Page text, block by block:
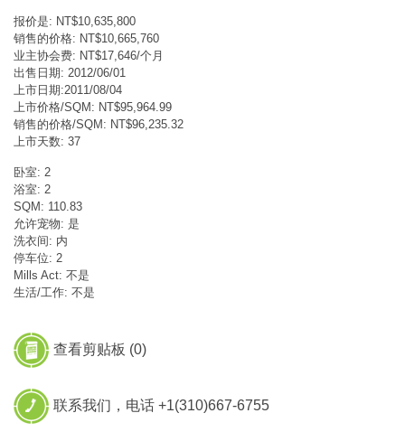
报价是: NT$10,635,800
销售的价格: NT$10,665,760
业主协会费: NT$17,646/个月
出售日期: 2012/06/01
上市日期:2011/08/04
上市价格/SQM: NT$95,964.99
销售的价格/SQM: NT$96,235.32
上市天数: 37
卧室: 2
浴室: 2
SQM: 110.83
允许宠物: 是
洗衣间: 内
停车位: 2
Mills Act: 不是
生活/工作: 不是
查看剪贴板 (0)
联系我们，电话 +1(310)667-6755